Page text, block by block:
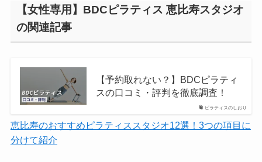
【女性専用】BDCピラティス 恵比寿スタジオ
の関連記事
ピラティスのしおり
【予約取れない？】BDCピラティ
スの口コミ・評判を徹底調査！
恵比寿のおすすめピラティススタジオ12選！3つの項目に
分けて紹介